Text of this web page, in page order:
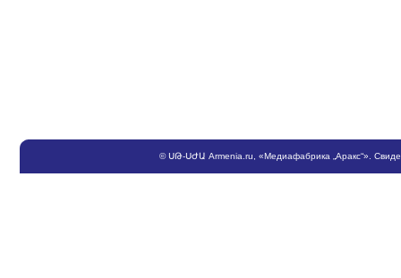
©ՍԹ-ՍԺԱ Armenia.ru , «Медиафабрика „Аракс“».